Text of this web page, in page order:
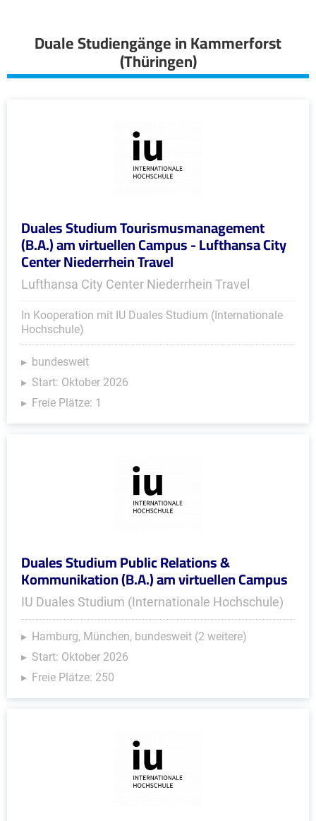
Duale Studiengänge in Kammerforst
(Thüringen)
Duales Studium Tourismusmanagement
(B.A.) am virtuellen Campus - Lufthansa City
Center Niederrhein Travel
Lufthansa City Center Niederrhein Travel
In Kooperation mit IU Duales Studium (Internationale
Hochschule)
bundesweit
Start: Oktober 2026
Freie Plätze: 1
Duales Studium Public Relations &
Kommunikation (B.A.) am virtuellen Campus
IU Duales Studium (Internationale Hochschule)
Hamburg, München, bundesweit (2 weitere)
Start: Oktober 2026
Freie Plätze: 250